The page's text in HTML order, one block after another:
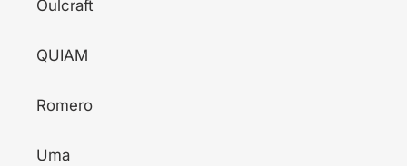
Oulcraft
QUIAM
Romero
Uma